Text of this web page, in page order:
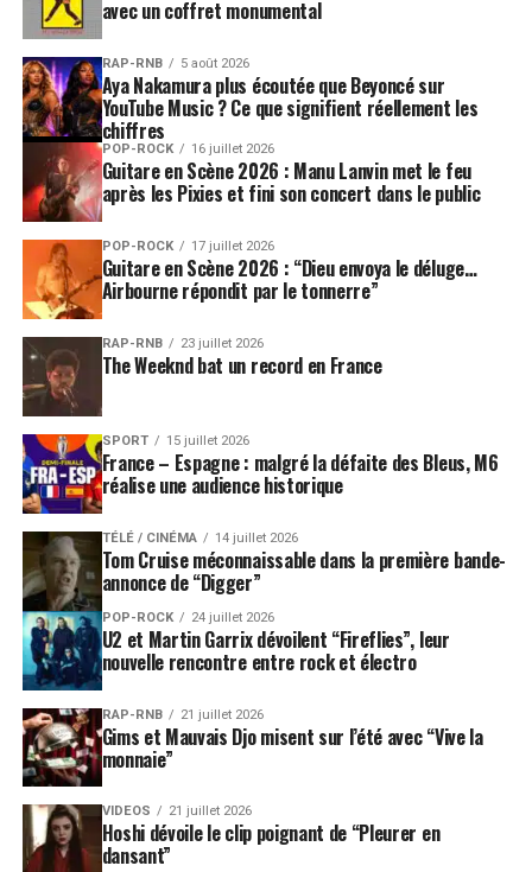
avec un coffret monumental
RAP-RNB 5 août 2026
Aya Nakamura plus écoutée que Beyoncé sur
YouTube Music ? Ce que signifient réellement les
chiffres
POP-ROCK 16 juillet 2026
Guitare en Scène 2026 : Manu Lanvin met le feu
après les Pixies et fini son concert dans le public
POP-ROCK 17 juillet 2026
Guitare en Scène 2026 : “Dieu envoya le déluge…
Airbourne répondit par le tonnerre”
RAP-RNB 23 juillet 2026
The Weeknd bat un record en France
SPORT 15 juillet 2026
France – Espagne : malgré la défaite des Bleus, M6
réalise une audience historique
TÉLÉ / CINÉMA 14 juillet 2026
Tom Cruise méconnaissable dans la première bande-
annonce de “Digger”
POP-ROCK 24 juillet 2026
U2 et Martin Garrix dévoilent “Fireflies”, leur
nouvelle rencontre entre rock et électro
RAP-RNB 21 juillet 2026
Gims et Mauvais Djo misent sur l’été avec “Vive la
monnaie”
VIDEOS 21 juillet 2026
Hoshi dévoile le clip poignant de “Pleurer en
dansant”